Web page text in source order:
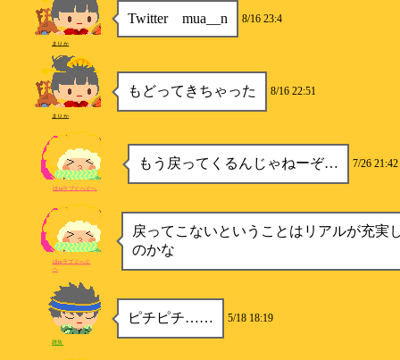
Twitter mua__n 8/16 23:4
まりか
もどってきちゃった 8/16 22:51
まりか
もう戻ってくるんじゃねーぞ… 7/26 21:42
ほmラブぐへぐへ
戻ってこないということはリアルが充実
のかな
ほmラブぐへぐ
へ
ピチピチ…… 5/18 18:19
雑魚